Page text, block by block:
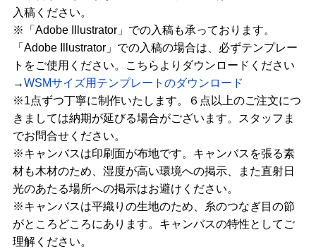
入稿ください。
※「Adobe Illustrator」での入稿も承っております。
「Adobe Illustrator」での入稿の場合は、必ずテンプレー
トをご使用ください。こちらよりダウンロードください
→WSMサイズ用テンプレートのダウンロード
※1点ずつ丁寧に制作いたします。６点以上のご注文につ
きましては納期が延びる場合がございます。スタッフま
でお問合せください。
※キャンバスは印刷面が布地です。キャンバスを張る素
材も木材のため、湿度が高い環境への掲示、また直射日
光のあたる場所への掲示はお避けください。
※キャンバスは平織りの生地のため、糸のつなぎ目の節
がところどころにあります。キャンバスの特性としてご
理解ください。